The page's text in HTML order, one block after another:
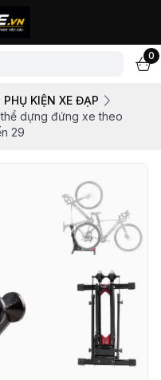
0
PHỤ KIỆN XE ĐẠP
dựng đứng xe theo
29